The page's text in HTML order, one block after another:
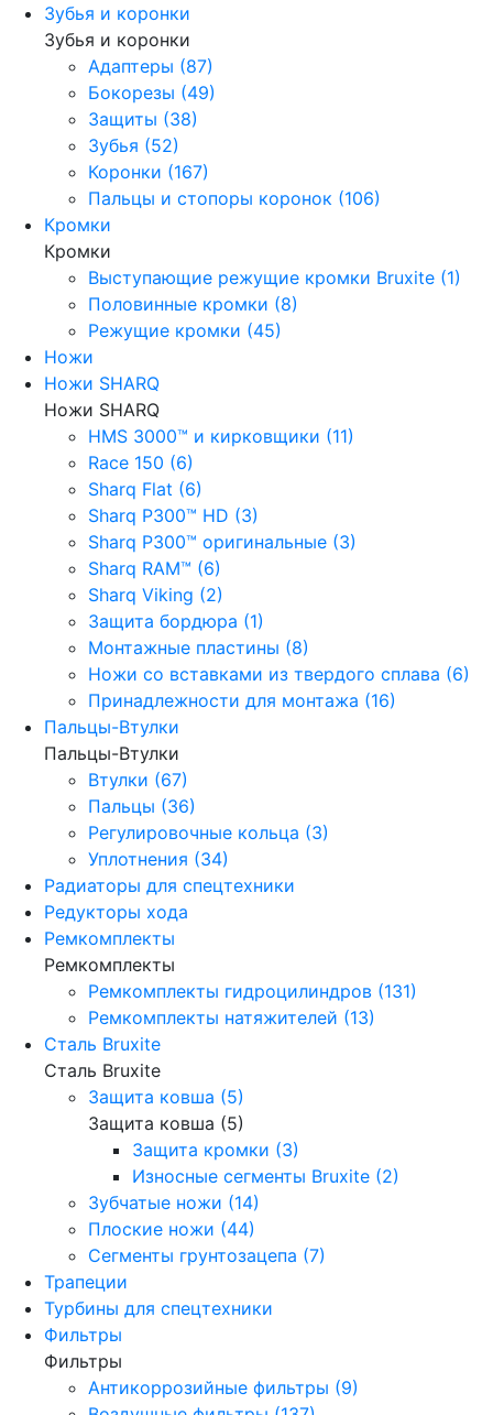
Зубья и коронки
Зубья и коронки
Адаптеры (87)
Бокорезы (49)
Защиты (38)
Зубья (52)
Коронки (167)
Пальцы и стопоры коронок (106)
Кромки
Кромки
Выступающие режущие кромки Bruxite (1)
Половинные кромки (8)
Режущие кромки (45)
Ножи
Ножи SHARQ
Ножи SHARQ
HMS 3000™ и кирковщики (11)
Race 150 (6)
Sharq Flat (6)
Sharq P300™ HD (3)
Sharq P300™ оригинальные (3)
Sharq RAM™ (6)
Sharq Viking (2)
Защита бордюра (1)
Монтажные пластины (8)
Ножи со вставками из твердого сплава (6)
Принадлежности для монтажа (16)
Пальцы-Втулки
Пальцы-Втулки
Втулки (67)
Пальцы (36)
Регулировочные кольца (3)
Уплотнения (34)
Радиаторы для спецтехники
Редукторы хода
Ремкомплекты
Ремкомплекты
Ремкомплекты гидроцилиндров (131)
Ремкомплекты натяжителей (13)
Сталь Bruxite
Сталь Bruxite
Защита ковша (5)
Защита ковша (5)
Защита кромки (3)
Износные сегменты Bruxite (2)
Зубчатые ножи (14)
Плоские ножи (44)
Сегменты грунтозацепа (7)
Трапеции
Турбины для спецтехники
Фильтры
Фильтры
Антикоррозийные фильтры (9)